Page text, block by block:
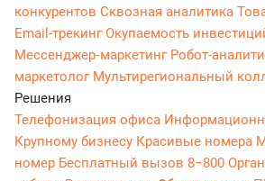
конкурентов Сквозная аналитика
Email-трекингОкупаемость
Мессенджер‑маркетинг Робот-
маркетолог Мультирегиональный
Решения
Телефонизация офиса
Крупному бизнесу Красивые номера
номер Бесплатный вызов 8−800